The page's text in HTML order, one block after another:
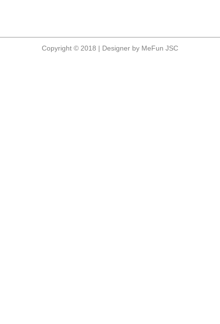
Copyright © 2018 | Designer by MeFun JSC